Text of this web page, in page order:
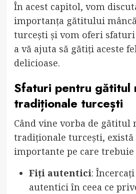
În acest capitol, vom
importanța gătitului
turcești și vom oferi
a vă ajuta să gătiți aceste
delicioase.
Sfaturi pentru gătitul
tradiționale turcești
Când vine vorba de gătitul
tradiționale turcești, există
importante pe care trebuie
Fiți autentici:
autentici în ceea ce